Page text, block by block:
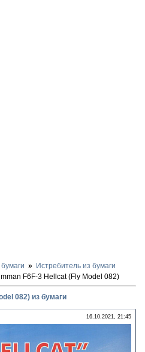
Истребитель из бумаги
F6F-3 Hellcat (Fly Model 082)
082) из бумаги
16.10.2021, 21:45